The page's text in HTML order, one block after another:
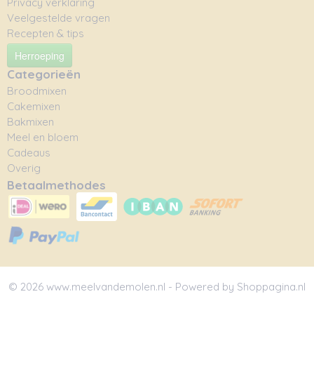
Veelgestelde vragen
Recepten & tips
Herroeping
Categorieën
Broodmixen
Cakemixen
Bakmixen
Meel en bloem
Cadeaus
Overig
Betaalmethodes
© 2026 www.meelvandemolen.nl - Powered by Shoppagina.nl